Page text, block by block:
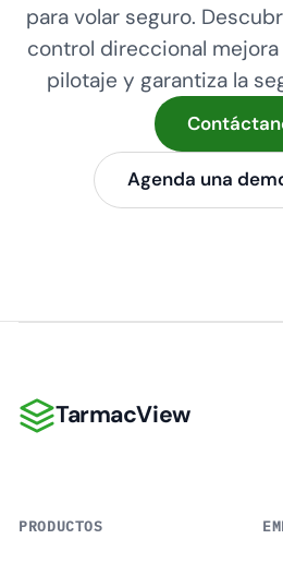
para volar seguro.
control direccional
pilotaje y garantiza la
Agenda una
TarmacView
TarmacView
PRODUCTOS